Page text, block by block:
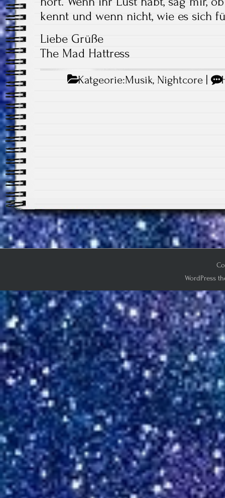
kennt und wenn nicht, wie es sich
Liebe Grüße
The Mad Hattress
Katgeorie:Musik, Nightcore |
WordPress